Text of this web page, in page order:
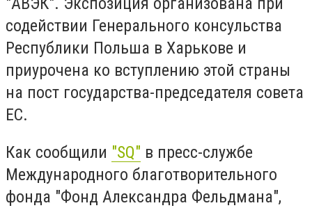
содействии Генерального консульства
Республики Польша в Харькове и
приурочена ко вступлению этой страны
на пост государства-председателя совета
ЕС.
Как сообщили "SQ" в пресс-службе
Международного благотворительного
фонда "Фонд Александра Фельдмана",